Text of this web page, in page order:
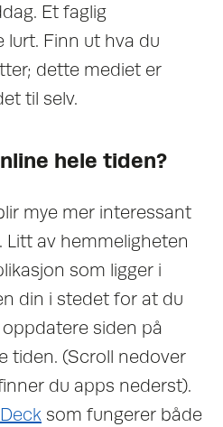
Et faglig
Finn ut hva du
dette mediet er
til selv.
hele tiden?
mye mer interessant
Litt av hemmeligheten
som ligger i
din i stedet for at du
siden på
tiden. (Scroll nedover
du apps nederst).
som fungerer både